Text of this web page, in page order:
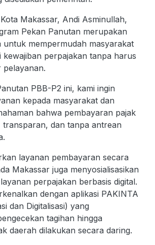
Makassar, Andi Asminullah,
Pekan Panutan merupakan
untuk mempermudah masyarakat
kewajiban perpajakan tanpa harus
pelayanan.
PBB-P2 ini, kami ingin
kepada masyarakat dan
bahwa pembayaran pajak
transparan, dan tanpa antrean
layanan pembayaran secara
Makassar juga menyosialisasikan
perpajakan berbasis digital.
dengan aplikasi PAKINTA
dan Digitalisasi) yang
tagihan hingga
daerah dilakukan secara daring.